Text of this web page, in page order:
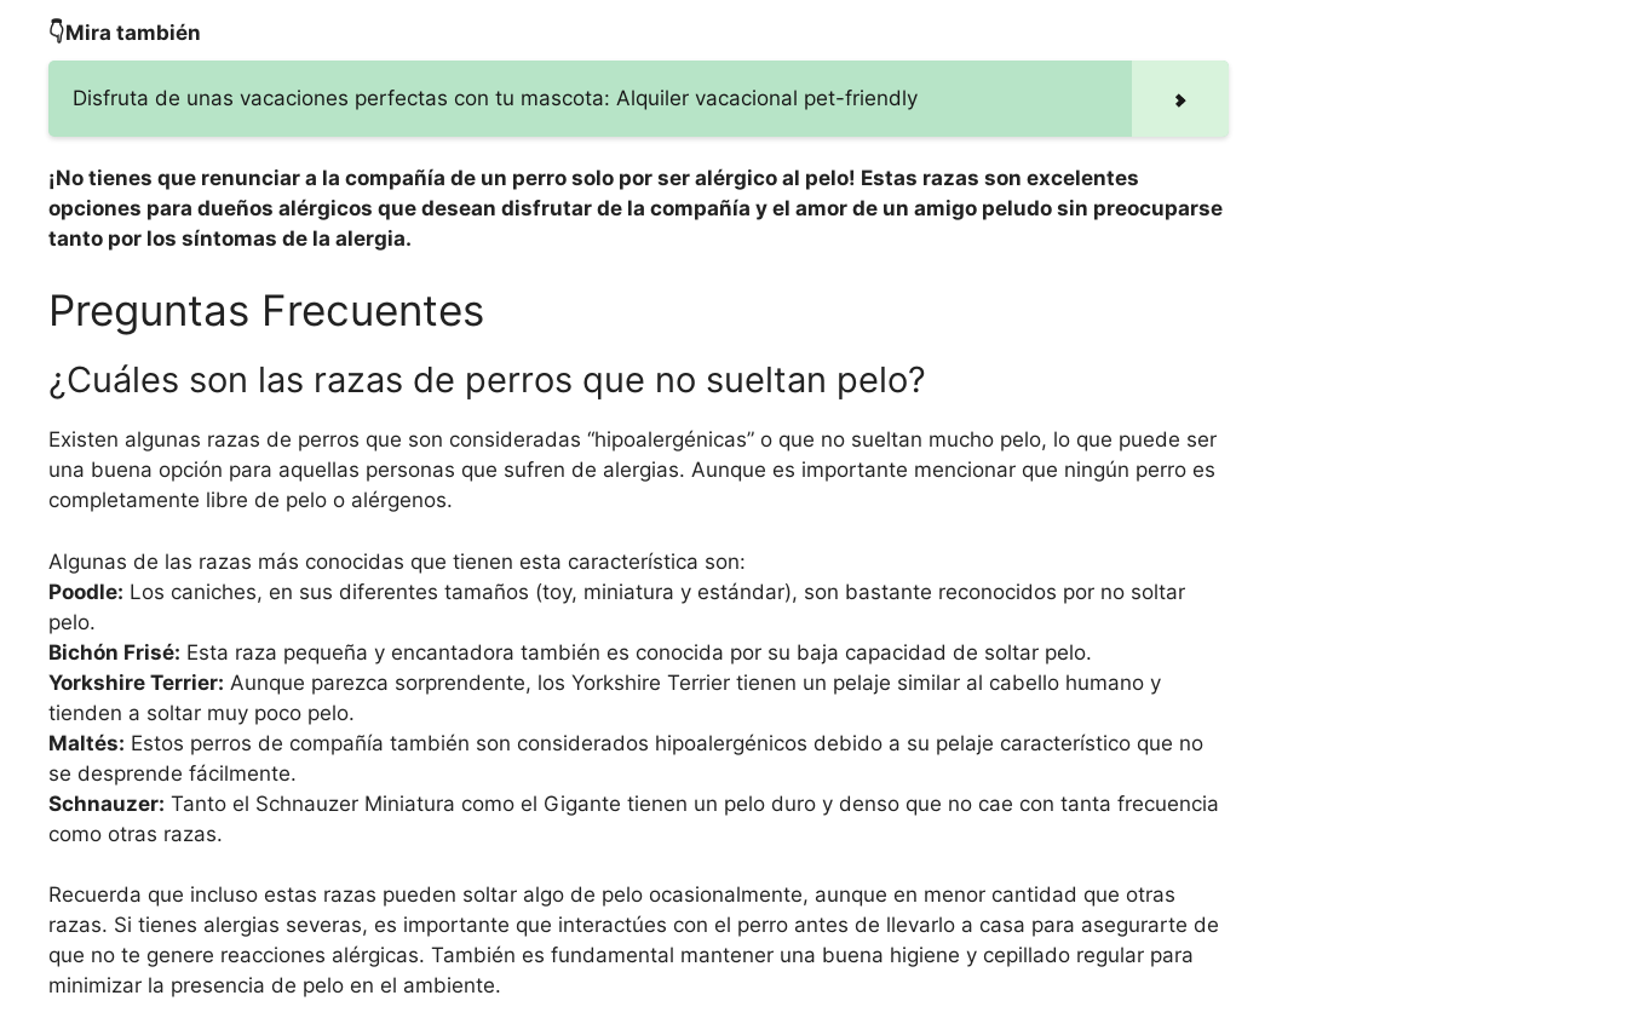
👇Mira también
Disfruta de unas vacaciones perfectas con tu mascota: Alquiler vacacional pet-friendly
¡No tienes que renunciar a la compañía de un perro solo por ser alérgico al pelo! Estas razas son excelentes
opciones para dueños alérgicos que desean disfrutar de la compañía y el amor de un amigo peludo sin preocuparse
tanto por los síntomas de la alergia.
Preguntas Frecuentes
¿Cuáles son las razas de perros que no sueltan pelo?
Existen algunas razas de perros que son consideradas “hipoalergénicas” o que no sueltan mucho pelo, lo que puede ser
una buena opción para aquellas personas que sufren de alergias. Aunque es importante mencionar que ningún perro es
completamente libre de pelo o alérgenos.
Algunas de las razas más conocidas que tienen esta característica son:
Poodle: Los caniches, en sus diferentes tamaños (toy, miniatura y estándar), son bastante reconocidos por no soltar
pelo.
Bichón Frisé: Esta raza pequeña y encantadora también es conocida por su baja capacidad de soltar pelo.
Yorkshire Terrier: Aunque parezca sorprendente, los Yorkshire Terrier tienen un pelaje similar al cabello humano y
tienden a soltar muy poco pelo.
Maltés: Estos perros de compañía también son considerados hipoalergénicos debido a su pelaje característico que no
se desprende fácilmente.
Schnauzer: Tanto el Schnauzer Miniatura como el Gigante tienen un pelo duro y denso que no cae con tanta frecuencia
como otras razas.
Recuerda que incluso estas razas pueden soltar algo de pelo ocasionalmente, aunque en menor cantidad que otras
razas. Si tienes alergias severas, es importante que interactúes con el perro antes de llevarlo a casa para asegurarte de
que no te genere reacciones alérgicas. También es fundamental mantener una buena higiene y cepillado regular para
minimizar la presencia de pelo en el ambiente.